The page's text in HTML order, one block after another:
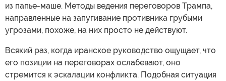
из папье-маше. Методы ведения переговоров Трампа,
направленные на запугивание противника грубыми
угрозами, похоже, на них просто не действуют.
Всякий раз, когда иранское руководство ощущает, что
его позиции на переговорах ослабевают, оно
стремится к эскалации конфликта. Подобная ситуация